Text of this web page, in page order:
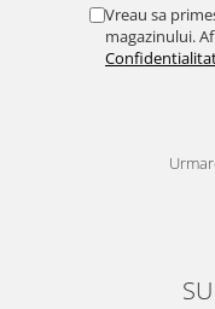
Vreau sa
magazinului.